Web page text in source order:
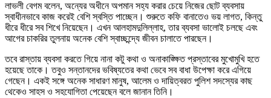
লাভলী বেগম বলেন, অন্যের অধীনে অপমান সহ্য করার চেয়ে নিজের ছোট ব্যবসায়
স্বাধীনভাবে কাজ করেই বেশি স্বস্তি পাচ্ছেন। শুরুতে কফি বানাতেও ভয় লাগত, কিন্তু
ধীরে ধীরে সব শিখে নিয়েছেন। এখন আলহামদুলিল্লাহ, তার ব্যবসা ভালোই চলছে এবং
আগের চাকরির তুলনায় অনেক বেশি স্বাচ্ছন্দ্যে জীবন চালাতে পারছেন।
তবে রাস্তায় ব্যবসা করতে গিয়ে নানা কটু কথা ও অনাকাঙ্ক্ষিত প্রস্তাবের মুখোমুখি হতে
হয়েছে তাকে। তবুও সন্তানদের ভবিষ্যতের কথা ভেবে সব বাধা উপেক্ষা করে এগিয়ে
গেছেন। একই সঙ্গে অনেক সাধারণ মানুষ, আলেম ও দায়িত্বরত পুলিশ সদস্যের কাছ
থেকেও সাহস ও সহযোগিতা পেয়েছেন বলে জানান তিনি।